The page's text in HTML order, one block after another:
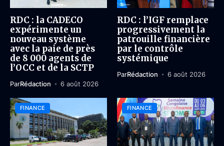
RDC : la CADECO
expérimente un
nouveau système
avec la paie de près
de 8 000 agents de
l’OCC et de la SCTP
ParRédaction 6 août 2026
RDC : l’IGF remplace
progressivement la
patrouille financière
par le contrôle
systémique
ParRédaction 6 août 2026
FINANCE FINANCE